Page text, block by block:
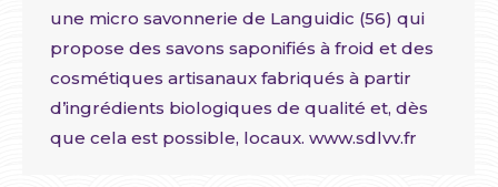
une micro savonnerie de Languidic (56) qui
propose des savons saponifiés à froid et des
cosmétiques artisanaux fabriqués à partir
d’ingrédients biologiques de qualité et, dès
que cela est possible, locaux. www.sdlvv.fr